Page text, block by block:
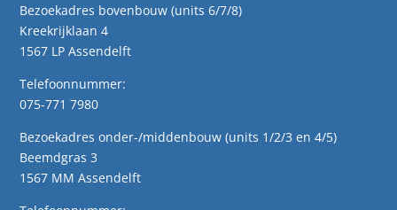
Bezoekadres bovenbouw (units 6/7/8)
Kreekrijklaan 4
1567 LP Assendelft
Telefoonnummer:
075-771 7980
Bezoekadres onder-/middenbouw (units 1/2/3 en 4/5)
Beemdgras 3
1567 MM Assendelft